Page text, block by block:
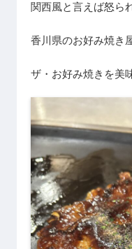
関西風と言えば怒ら
香川県のお好み焼き
ザ・お好み焼きを美